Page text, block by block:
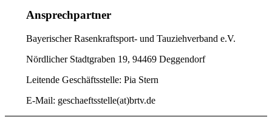
Ansprechpartner
Bayerischer Rasenkraftsport- und Tauziehverband e.V.
Nördlicher Stadtgraben 19, 94469 Deggendorf
Leitende Geschäftsstelle: Pia Stern
E-Mail: geschaeftsstelle(at)brtv.de